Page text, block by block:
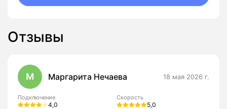
Отзывы
М Маргарита Нечаева 18 мая 2026 г.
Подключение
4,0
Скорость
5,0